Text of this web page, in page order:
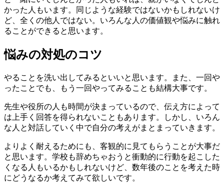
かった人もいます。同じような経験ではないかもしれないけ
ど、全くの他人ではない。いろんな人の価値観や悩みに触れ
ることができると思います。
悩みの対処のコツ
やることを洗い出してみるといいと思います。また、一回や
ったことでも、もう一回やってみることも結構大事です。
先生や役所の人も時間が決まっているので、伝え方によって
は上手く回答を得られないこともあります。しかし、いろん
な人と対話していく中で自分の考えがまとまっていきます。
よりよく耐えるためにも、客観的に見てもらうことが大事だ
と思います。学校も辞めちゃおうと衝動的に行動を起こした
くなる人もいるかもしれないけど、数年後のことを考えた時
にどうなるか考えてみて欲しいです。